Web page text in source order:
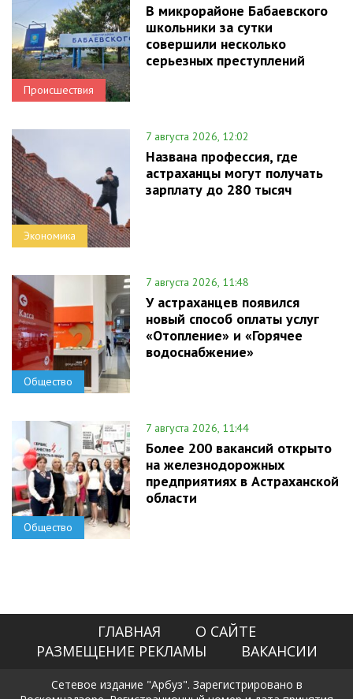
Происшествия
В микрорайоне Бабаевского
школьники за сутки
совершили несколько
серьезных преступлений
Экономика
7 августа 2026, 12:02
Названа профессия, где
астраханцы могут получать
зарплату до 280 тысяч
Общество
7 августа 2026, 11:48
У астраханцев появился
новый способ оплаты услуг
«Отопление» и «Горячее
водоснабжение»
Общество
7 августа 2026, 11:44
Более 200 вакансий открыто
на железнодорожных
предприятиях в Астраханской
области
ГЛАВНАЯ
О САЙТЕ
РАЗМЕЩЕНИЕ РЕКЛАМЫ
ВАКАНСИИ
Сетевое издание "Арбуз". Зарегистрировано в